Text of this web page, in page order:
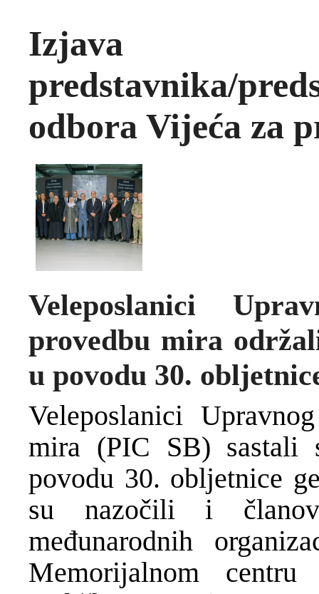
Izjava
predstavnika/
odbora Vijeća za
Veleposlanici
provedbu mira
u povodu 30.
Veleposlanici
mira (PIC SB) sastali
povodu 30. obljetnice
su nazočili i
međunarodnih
Memorijalnom centru